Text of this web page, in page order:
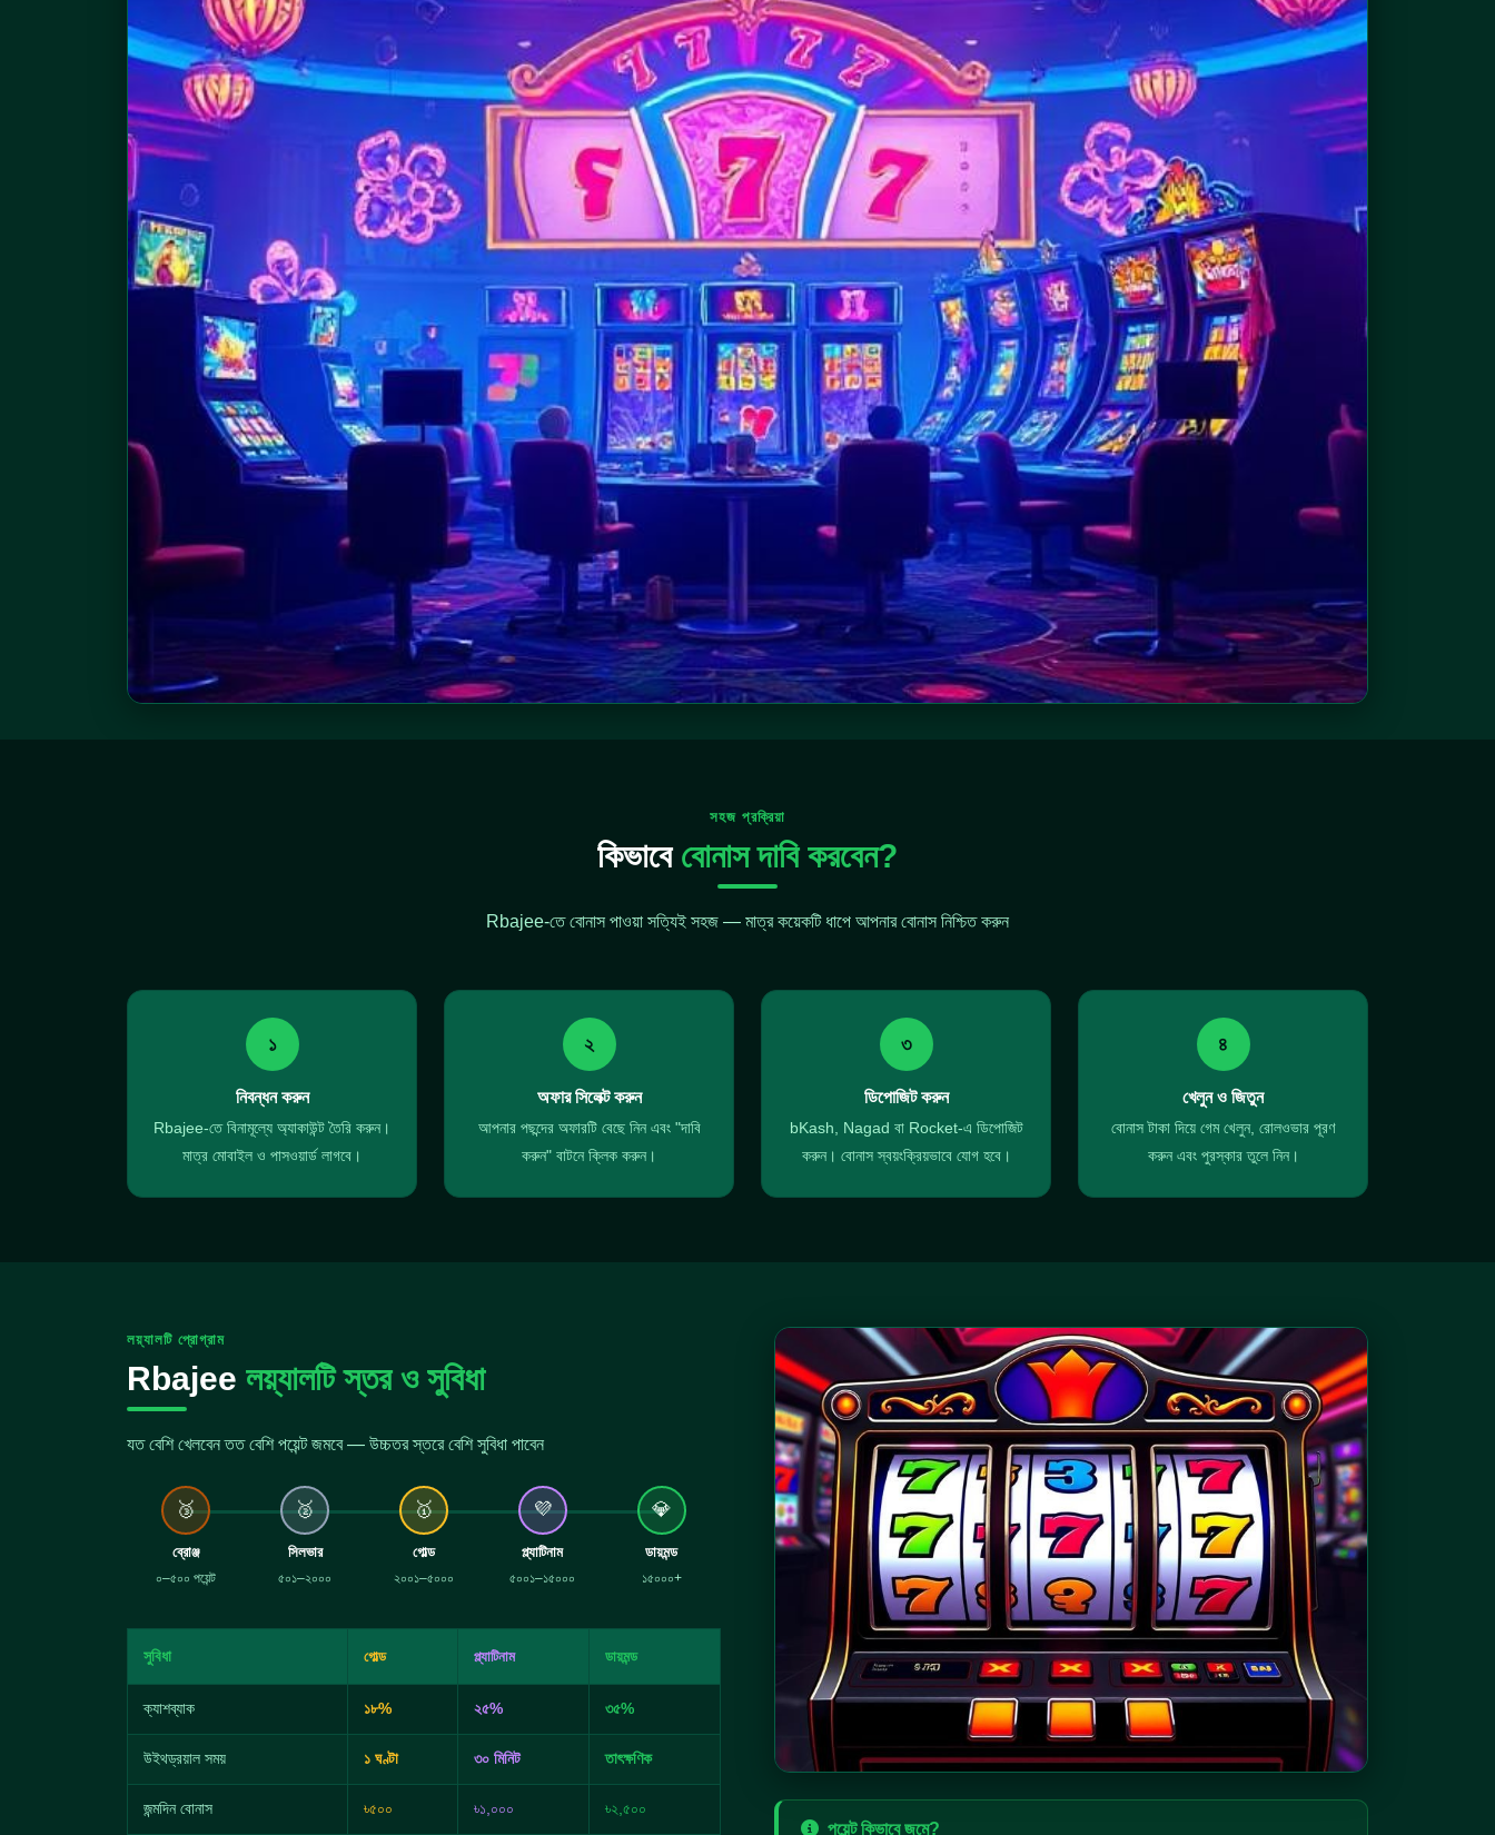
সহজ প্রক্রিয়া
কিভাবে বোনাস দাবি করবেন?
Rbajee-তে বোনাস পাওয়া সত্যিই সহজ — মাত্র কয়েকটি ধাপে আপনার বোনাস নিশ্চিত করুন
১
নিবন্ধন করুন
Rbajee-তে বিনামূল্যে অ্যাকাউন্ট তৈরি করুন।
মাত্র মোবাইল ও পাসওয়ার্ড লাগবে।
২
অফার সিলেক্ট করুন
আপনার পছন্দের অফারটি বেছে নিন এবং "দাবি
করুন" বাটনে ক্লিক করুন।
৩
ডিপোজিট করুন
bKash, Nagad বা Rocket-এ ডিপোজিট
করুন। বোনাস স্বয়ংক্রিয়ভাবে যোগ হবে।
৪
খেলুন ও জিতুন
বোনাস টাকা দিয়ে গেম খেলুন, রোলওভার পূরণ
করুন এবং পুরস্কার তুলে নিন।
লয়্যালটি প্রোগ্রাম
Rbajee লয়্যালটি স্তর ও সুবিধা
যত বেশি খেলবেন তত বেশি পয়েন্ট জমবে — উচ্চতর স্তরে বেশি সুবিধা পাবেন
🥉
ব্রোঞ্জ
০–৫০০ পয়েন্ট
🥈
সিলভার
৫০১–২০০০
🥇
গোল্ড
২০০১–৫০০০
💜
প্ল্যাটিনাম
৫০০১–১৫০০০
💎
ডায়মন্ড
১৫০০০+
সুবিধা গোল্ড প্ল্যাটিনাম ডায়মন্ড
ক্যাশব্যাক ১৮% ২৫% ৩৫%
উইথড্রয়াল সময় ১ ঘণ্টা ৩০ মিনিট তাৎক্ষণিক
জন্মদিন বোনাস ৳৫০০ ৳১,০০০ ৳২,৫০০
পয়েন্ট কিভাবে জমে?